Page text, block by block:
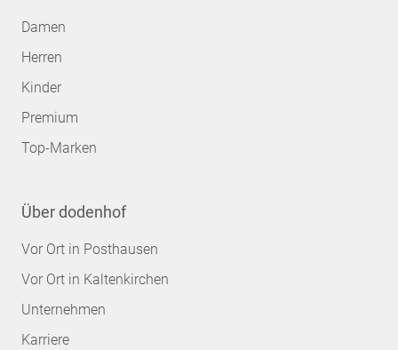
Damen
Herren
Kinder
Premium
Top-Marken
Über dodenhof
Vor Ort in Posthausen
Vor Ort in Kaltenkirchen
Unternehmen
Karriere